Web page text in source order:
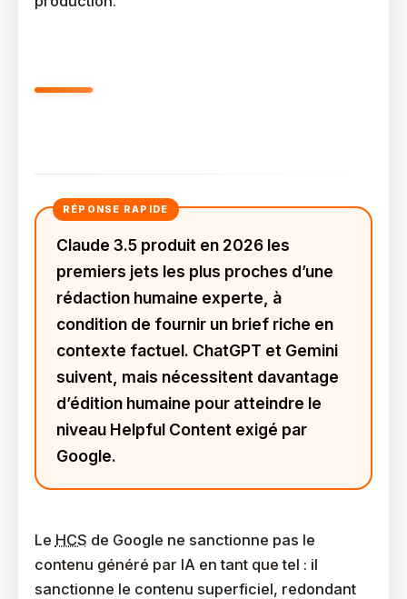
Claude 3.5 produit en 2026 les
premiers jets les plus proches d’une
rédaction humaine experte, à
condition de fournir un brief riche en
contexte factuel. ChatGPT et Gemini
suivent, mais nécessitent davantage
d’édition humaine pour atteindre le
niveau Helpful Content exigé par
Google.
Le HCS de Google ne sanctionne pas le
contenu généré par IA en tant que tel : il
sanctionne le contenu superficiel, redondant